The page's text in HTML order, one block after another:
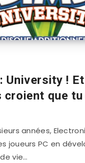
University !
croient que
années,
joueurs PC en
vie…